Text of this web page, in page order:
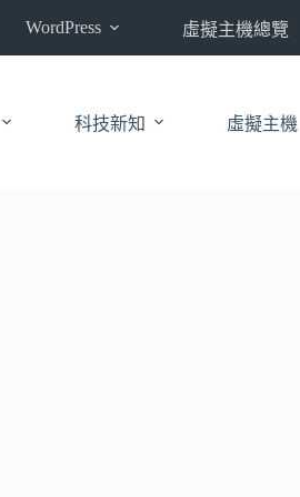
WordPress 虛擬主機總覽
科技新知 虛擬主機